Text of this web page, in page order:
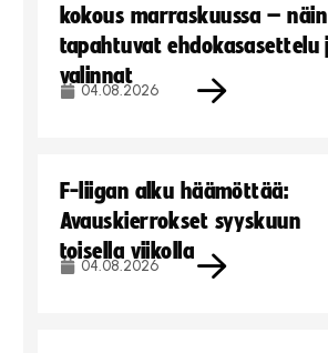
kokous marraskuussa – näin
tapahtuvat ehdokasasettelu
valinnat
04.08.2026
F-liigan alku häämöttää:
Avauskierrokset syyskuun
toisella viikolla
04.08.2026